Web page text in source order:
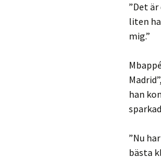
”Det
liten
mig.”
han
”Nu
bästa